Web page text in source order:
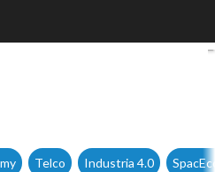
“Chili Tv e Netflix.
Telco Industria 4.0